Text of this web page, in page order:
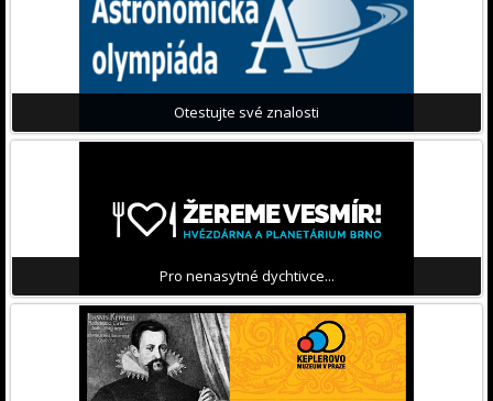
Otestujte své znalosti
Pro nenasytné dychtivce...